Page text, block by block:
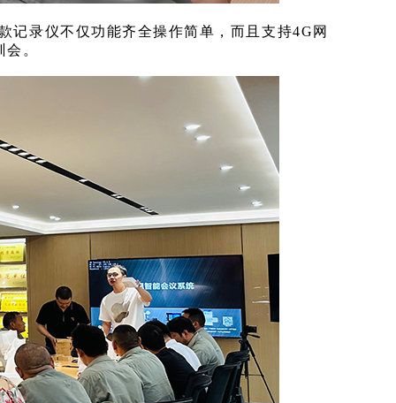
记录仪不仅功能齐全操作简单，而且支持4G网
。